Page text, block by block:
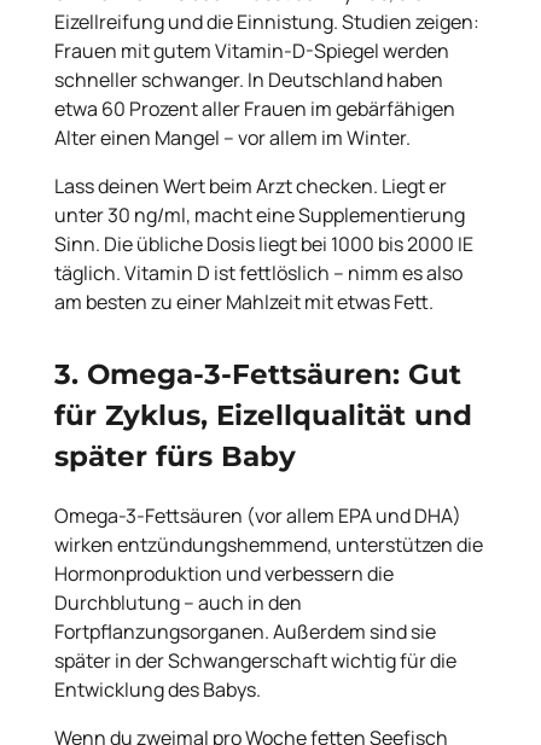
Eizellreifung und die Einnistung. Studien zeigen:
Frauen mit gutem Vitamin-D-Spiegel werden
schneller schwanger. In Deutschland haben
etwa 60 Prozent aller Frauen im gebärfähigen
Alter einen Mangel – vor allem im Winter.
Lass deinen Wert beim Arzt checken. Liegt er
unter 30 ng/ml, macht eine Supplementierung
Sinn. Die übliche Dosis liegt bei 1000 bis 2000 IE
täglich. Vitamin D ist fettlöslich – nimm es also
am besten zu einer Mahlzeit mit etwas Fett.
3. Omega-3-Fettsäuren: Gut
für Zyklus, Eizellqualität und
später fürs Baby
Omega-3-Fettsäuren (vor allem EPA und DHA)
wirken entzündungshemmend, unterstützen die
Hormonproduktion und verbessern die
Durchblutung – auch in den
Fortpflanzungsorganen. Außerdem sind sie
später in der Schwangerschaft wichtig für die
Entwicklung des Babys.
Wenn du zweimal pro Woche fetten Seefisch